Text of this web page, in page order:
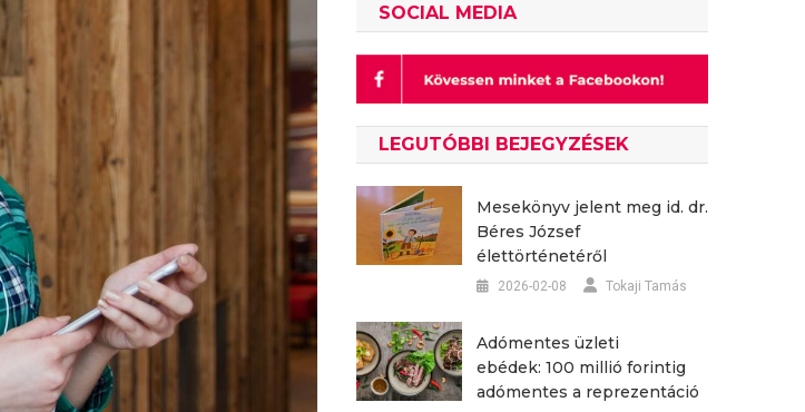
SOCIAL MEDIA
LEGUTÓBBI BEJEGYZÉSEK
Mesekönyv jelent meg id. dr.
Béres József
élettörténetéről
2026-02-08 Tokaji Tamás
Adómentes üzleti
ebédek: 100 millió forintig
adómentes a reprezentáció